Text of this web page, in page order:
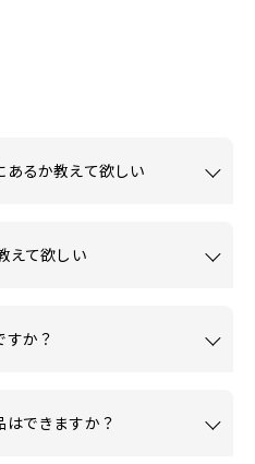
るか教えて欲しい
えて欲しい
すか？
できますか？